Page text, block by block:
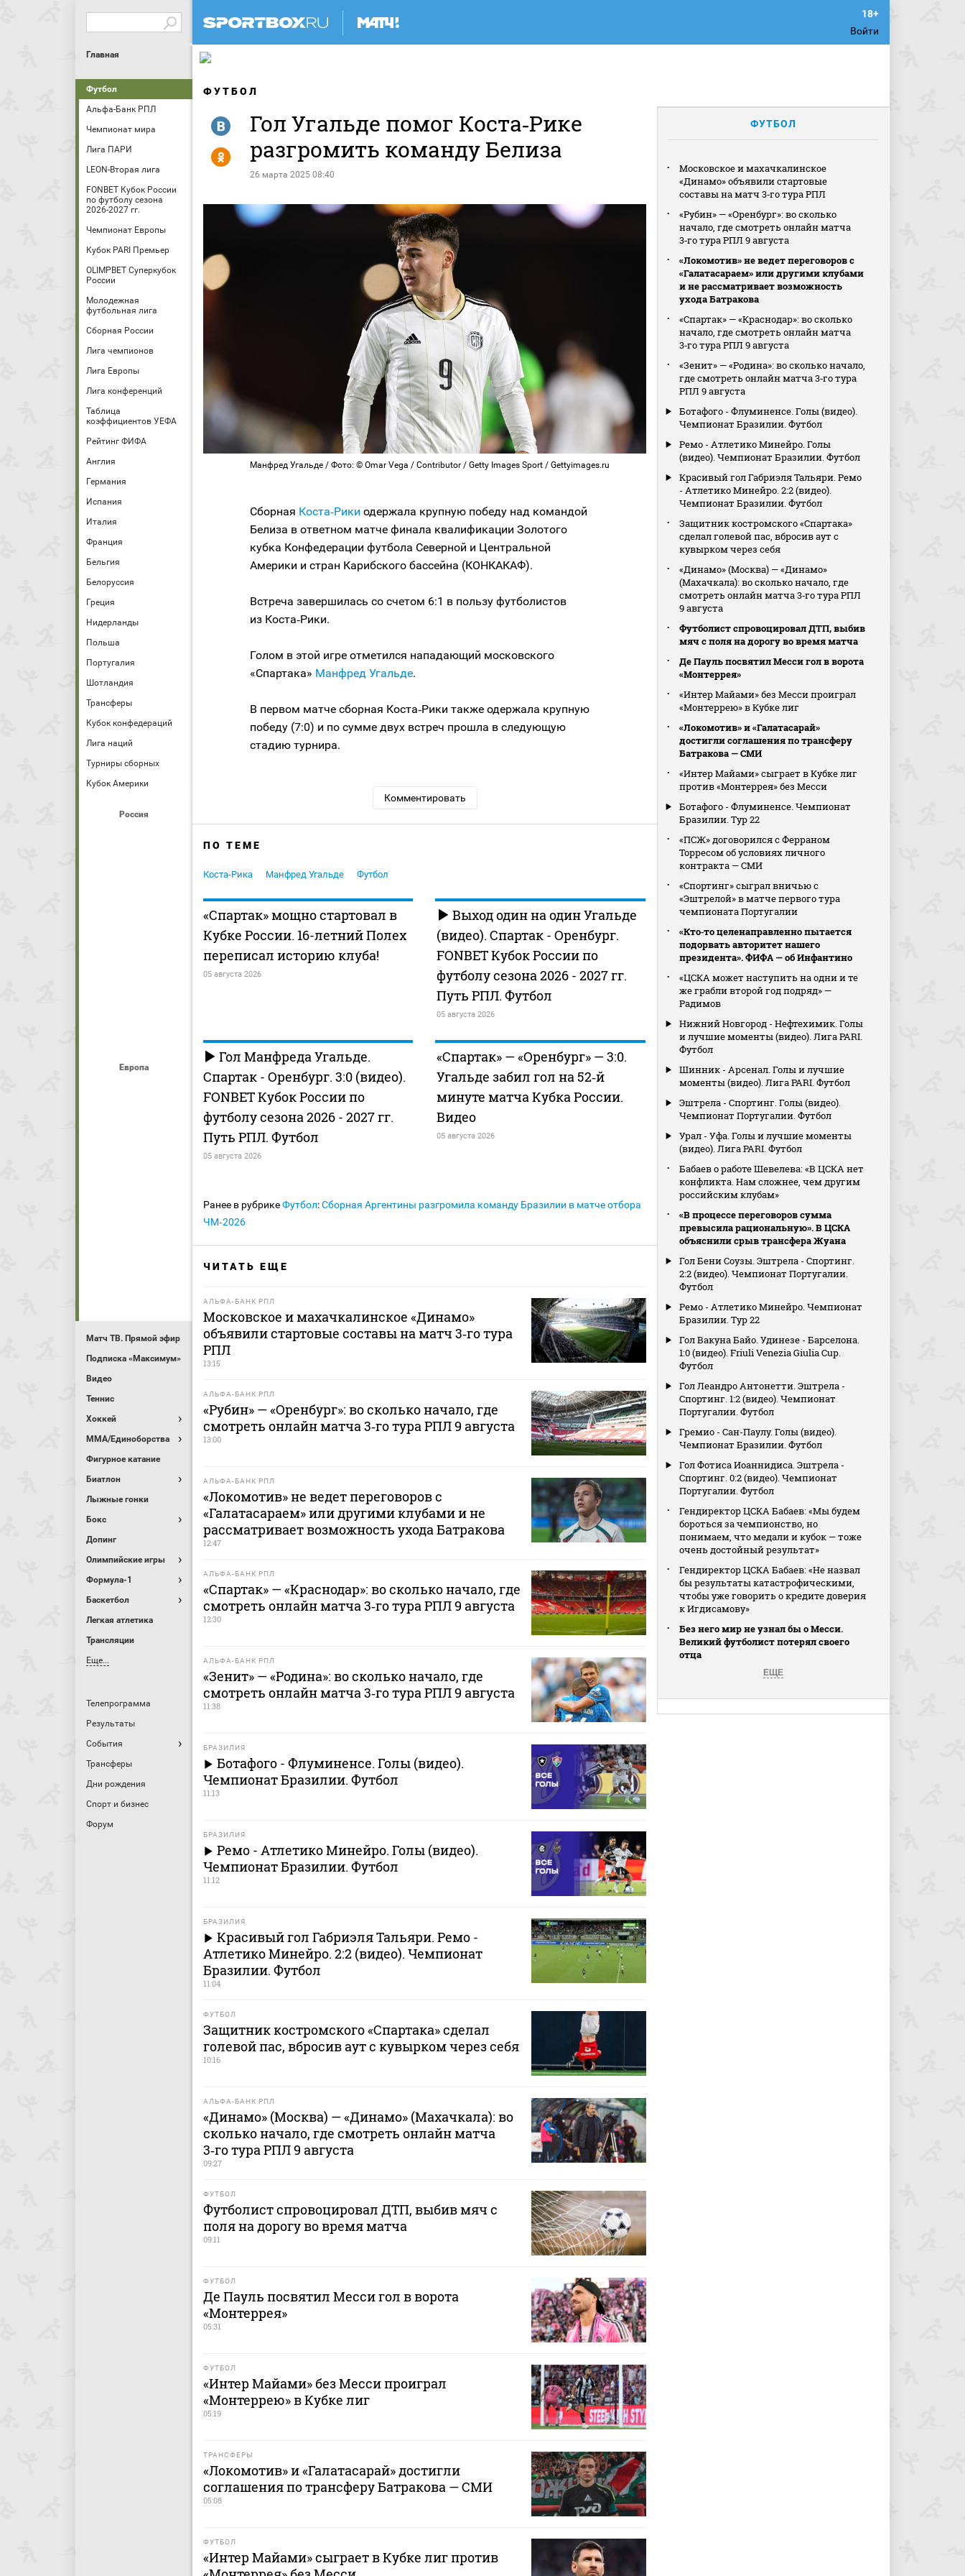
Войти
Главная
Футбол
Альфа-Банк РПЛ
Чемпионат мира
Лига ПАРИ
LEON-Вторая лига
FONBET Кубок России
по футболу сезона
2026-2027 гг.
Чемпионат Европы
Кубок PARI Премьер
OLIMPBET Суперкубок
России
Молодежная
футбольная лига
Сборная России
Лига чемпионов
Лига Европы
Лига конференций
Таблица
коэффициентов УЕФА
Рейтинг ФИФА
Англия
Германия
Испания
Италия
Франция
Бельгия
Белоруссия
Греция
Нидерланды
Польша
Португалия
Шотландия
Трансферы
Кубок конфедераций
Лига наций
Турниры сборных
Кубок Америки
Россия
Европа
Матч ТВ. Прямой эфир
Подписка «Максимум»
Видео
Теннис
Хоккей
MMA/Единоборства
Фигурное катание
Биатлон
Лыжные гонки
Бокс
Допинг
Олимпийские игры
Формула-1
Баскетбол
Легкая атлетика
Трансляции
Еще...
Телепрограмма
Результаты
События
Трансферы
Дни рождения
Спорт и бизнес
Форум
ФУТБОЛ
Гол Угальде помог Коста‑Рике
разгромить команду Белиза
26 марта 2025 08:40
R
Y
Манфред Угальде / Фото: © Omar Vega / Contributor / Getty Images Sport / Gettyimages.ru
Сборная Коста‑Рики одержала крупную победу над командой
Белиза в ответном матче финала квалификации Золотого
кубка Конфедерации футбола Северной и Центральной
Америки и стран Карибского бассейна (КОНКАКАФ).
Встреча завершилась со счетом 6:1 в пользу футболистов
из Коста‑Рики.
Голом в этой игре отметился нападающий московского
«Спартака» Манфред Угальде.
В первом матче сборная Коста‑Рики также одержала крупную
победу (7:0) и по сумме двух встреч прошла в следующую
стадию турнира.
Комментировать
ПО ТЕМЕ
Коста-Рика Манфред Угальде Футбол
«Спартак» мощно стартовал в
Кубке России. 16-летний Полех
переписал историю клуба!
05 августа 2026
Выход один на один Угальде
(видео). Спартак - Оренбург.
FONBET Кубок России по
футболу сезона 2026 - 2027 гг.
Путь РПЛ. Футбол
05 августа 2026
Гол Манфреда Угальде.
Спартак - Оренбург. 3:0 (видео).
FONBET Кубок России по
футболу сезона 2026 - 2027 гг.
Путь РПЛ. Футбол
05 августа 2026
«Спартак» — «Оренбург» — 3:0.
Угальде забил гол на 52‑й
минуте матча Кубка России.
Видео
05 августа 2026
Ранее в рубрикеФутбол:Сборная Аргентины разгромила команду Бразилии в матче отбора
ЧМ‑2026
ЧИТАТЬ ЕЩЕ
АЛЬФА-БАНК РПЛ
Московское и махачкалинское «Динамо»
объявили стартовые составы на матч 3‑го тура
РПЛ
13:15
АЛЬФА-БАНК РПЛ
«Рубин» — «Оренбург»: во сколько начало, где
смотреть онлайн матча 3‑го тура РПЛ 9 августа
13:00
АЛЬФА-БАНК РПЛ
«Локомотив» не ведет переговоров с
«Галатасараем» или другими клубами и не
рассматривает возможность ухода Батракова
12:47
АЛЬФА-БАНК РПЛ
«Спартак» — «Краснодар»: во сколько начало, где
смотреть онлайн матча 3‑го тура РПЛ 9 августа
12:30
АЛЬФА-БАНК РПЛ
«Зенит» — «Родина»: во сколько начало, где
смотреть онлайн матча 3‑го тура РПЛ 9 августа
11:38
БРАЗИЛИЯ
Ботафого - Флуминенсе. Голы (видео).
Чемпионат Бразилии. Футбол
11:13
БРАЗИЛИЯ
Ремо - Атлетико Минейро. Голы (видео).
Чемпионат Бразилии. Футбол
11:12
БРАЗИЛИЯ
Красивый гол Габриэля Тальяри. Ремо -
Атлетико Минейро. 2:2 (видео). Чемпионат
Бразилии. Футбол
11:04
ФУТБОЛ
Защитник костромского «Спартака» сделал
голевой пас, вбросив аут с кувырком через себя
10:16
АЛЬФА-БАНК РПЛ
«Динамо» (Москва) — «Динамо» (Махачкала): во
сколько начало, где смотреть онлайн матча
3‑го тура РПЛ 9 августа
09:27
ФУТБОЛ
Футболист спровоцировал ДТП, выбив мяч с
поля на дорогу во время матча
09:11
ФУТБОЛ
Де Пауль посвятил Месси гол в ворота
«Монтеррея»
05:31
ФУТБОЛ
«Интер Майами» без Месси проиграл
«Монтеррею» в Кубке лиг
05:19
ТРАНСФЕРЫ
«Локомотив» и «Галатасарай» достигли
соглашения по трансферу Батракова — СМИ
05:08
ФУТБОЛ
«Интер Майами» сыграет в Кубке лиг против
ФУТБОЛ
Московское и махачкалинское
«Динамо» объявили стартовые
составы на матч 3‑го тура РПЛ
«Рубин» — «Оренбург»: во сколько
начало, где смотреть онлайн матча
3‑го тура РПЛ 9 августа
«Локомотив» не ведет переговоров с
«Галатасараем» или другими клубами
и не рассматривает возможность
ухода Батракова
«Спартак» — «Краснодар»: во сколько
начало, где смотреть онлайн матча
3‑го тура РПЛ 9 августа
«Зенит» — «Родина»: во сколько начало,
где смотреть онлайн матча 3‑го тура
РПЛ 9 августа
Ботафого - Флуминенсе. Голы (видео).
Чемпионат Бразилии. Футбол
Ремо - Атлетико Минейро. Голы
(видео). Чемпионат Бразилии. Футбол
Красивый гол Габриэля Тальяри. Ремо
- Атлетико Минейро. 2:2 (видео).
Чемпионат Бразилии. Футбол
Защитник костромского «Спартака»
сделал голевой пас, вбросив аут с
кувырком через себя
«Динамо» (Москва) — «Динамо»
(Махачкала): во сколько начало, где
смотреть онлайн матча 3‑го тура РПЛ
9 августа
Футболист спровоцировал ДТП, выбив
мяч с поля на дорогу во время матча
Де Пауль посвятил Месси гол в ворота
«Монтеррея»
«Интер Майами» без Месси проиграл
«Монтеррею» в Кубке лиг
«Локомотив» и «Галатасарай»
достигли соглашения по трансферу
Батракова — СМИ
«Интер Майами» сыграет в Кубке лиг
против «Монтеррея» без Месси
Ботафого - Флуминенсе. Чемпионат
Бразилии. Тур 22
«ПСЖ» договорился с Ферраном
Торресом об условиях личного
контракта — СМИ
«Спортинг» сыграл вничью с
«Эштрелой» в матче первого тура
чемпионата Португалии
«Кто‑то целенаправленно пытается
подорвать авторитет нашего
президента». ФИФА — об Инфантино
«ЦСКА может наступить на одни и те
же грабли второй год подряд» —
Радимов
Нижний Новгород - Нефтехимик. Голы
и лучшие моменты (видео). Лига PARI.
Футбол
Шинник - Арсенал. Голы и лучшие
моменты (видео). Лига PARI. Футбол
Эштрела - Спортинг. Голы (видео).
Чемпионат Португалии. Футбол
Урал - Уфа. Голы и лучшие моменты
(видео). Лига PARI. Футбол
Бабаев о работе Шевелева: «В ЦСКА нет
конфликта. Нам сложнее, чем другим
российским клубам»
«В процессе переговоров сумма
превысила рациональную». В ЦСКА
объяснили срыв трансфера Жуана
Гол Бени Соузы. Эштрела - Спортинг.
2:2 (видео). Чемпионат Португалии.
Футбол
Ремо - Атлетико Минейро. Чемпионат
Бразилии. Тур 22
Гол Вакуна Байо. Удинезе - Барселона.
1:0 (видео). Friuli Venezia Giulia Cup.
Футбол
Гол Леандро Антонетти. Эштрела -
Спортинг. 1:2 (видео). Чемпионат
Португалии. Футбол
Гремио - Сан-Паулу. Голы (видео).
Чемпионат Бразилии. Футбол
Гол Фотиса Иоаннидиса. Эштрела -
Спортинг. 0:2 (видео). Чемпионат
Португалии. Футбол
Гендиректор ЦСКА Бабаев: «Мы будем
бороться за чемпионство, но
понимаем, что медали и кубок — тоже
очень достойный результат»
Гендиректор ЦСКА Бабаев: «Не назвал
бы результаты катастрофическими,
чтобы уже говорить о кредите доверия
к Игдисамову»
Без него мир не узнал бы о Месси.
Великий футболист потерял своего
отца
ЕЩЕ